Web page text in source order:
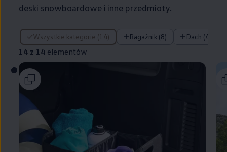
deski snowboardowe i inne przedmioty.
Wszystkie kategorie (14) Bagażnik (8) Dach (4)
14 z 14 elementów
14 z 14 elementów